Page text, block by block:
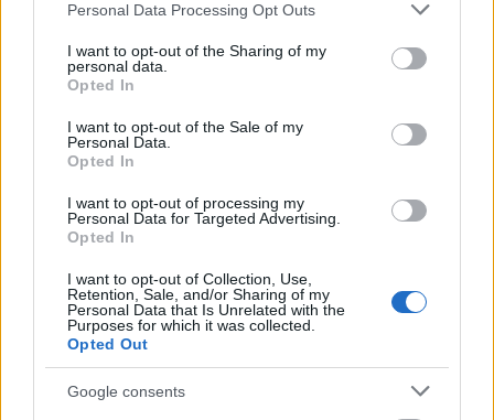
Please note that this website/app uses one or more Google
not limited to your visit or usage behaviour. You may click to
grant or deny consent to Google and its third-party tags to
use your data for below specified purposes in below Google
consent section.
Personal Data Processing Opt Outs
I want to opt-out of the Sharing of my
personal data.
Opted In
I want to opt-out of the Sale of my
Personal Data.
Opted In
I want to opt-out of processing my
Personal Data for Targeted Advertising.
Opted In
I want to opt-out of Collection, Use,
Retention, Sale, and/or Sharing of my
Personal Data that Is Unrelated with the
Purposes for which it was collected.
Opted Out
Google consents
beszólások és a friss vizuális humor dominál. A
mellékszereplők ugyan nem lettek nagyon kibontva,
a főgonosz pedig egyenesen maga a megtestesült
egy dimenzió, de maga Deadpool karaktere kárpótol
alapvető filmes szabályok kerülnek felrúgásra,
amiket az ember nem is várna el, főleg nem a
szándékosan nem árnyalták az alkotók a többi
karaktert, mert Deadpool egy igazi egyszemélyes
Többségében igencsak szórakoztató film lett a
Deadpool, amit a meta poénok, és az ügyesen
megvalósított akciók miatt még a műfajtól idegen
erőszakos, pofátlan, pont mint a címszereplő maga.